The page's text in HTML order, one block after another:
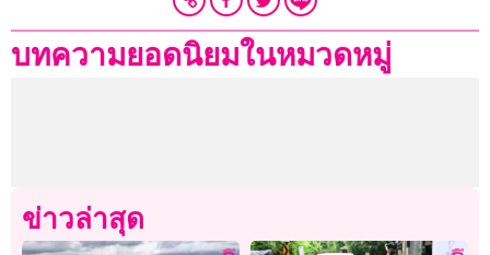
บทความยอดนิยมในหมวดหมู่
ข่าวล่าสุด